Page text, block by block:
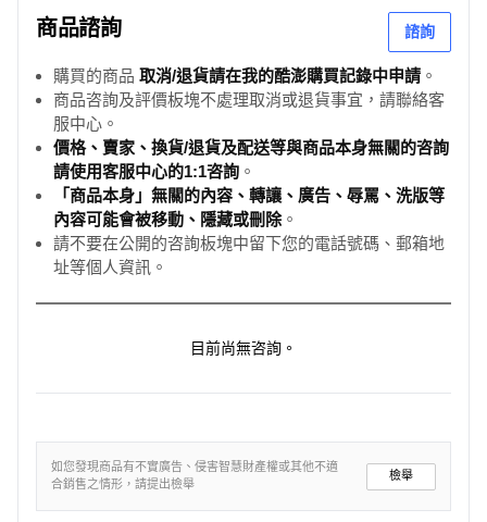
商品諮詢 諮詢
購買的商品 取消/退貨請在我的酷澎購買記錄中申請 。
商品咨詢及評價板塊不處理取消或退貨事宜，請聯絡客
服中心。
價格、賣家、換貨/退貨及配送等與商品本身無關的咨詢
請使用客服中心的1:1咨詢 。
「商品本身」無關的內容、轉讓、廣告、辱罵、洗版等
內容可能會被移動、隱藏或刪除。
請不要在公開的咨詢板塊中留下您的電話號碼、郵箱地
址等個人資訊。
目前尚無咨詢。
如您發現商品有不實廣告、侵害智慧財產權或其他不適
合銷售之情形，請提出檢舉
檢舉